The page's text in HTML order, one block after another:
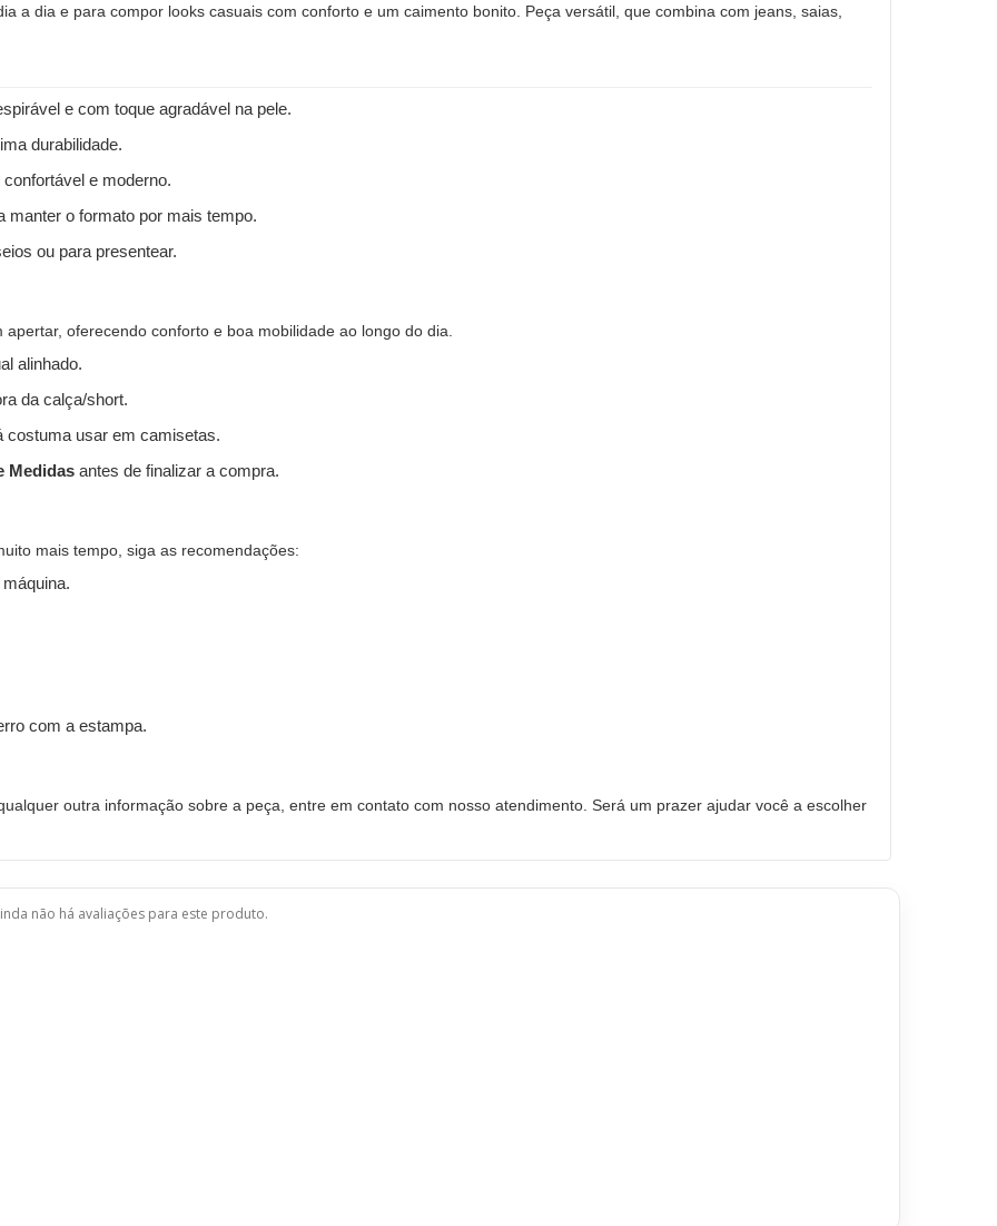
a dia e para compor looks casuais com conforto e um caimento bonito. Peça versátil, que combina com jeans, saias,
e com toque agradável na pele.
durabilidade.
e moderno.
manter o formato por mais tempo.
ou para presentear.
oferecendo conforto e boa mobilidade ao longo do dia.
alinhado.
da calça/short.
costuma usar em camisetas.
Medidas antes de finalizar a compra.
mais tempo, siga as recomendações:
com a estampa.
outra informação sobre a peça, entre em contato com nosso atendimento. Será um prazer ajudar você a escolher
não há avaliações para este produto.